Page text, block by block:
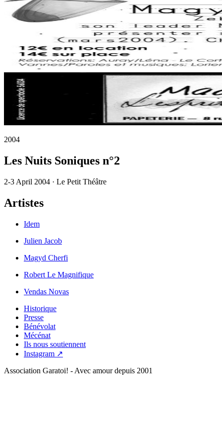
2004
Les Nuits Soniques n°2
2-3 April 2004 · Le Petit Théâtre
Artistes
Idem
Julien Jacob
Magyd Cherfi
Robert Le Magnifique
Vendas Novas
Historique
Presse
Bénévolat
Mécénat
Ils nous soutiennent
Instagram ↗
Association Garatoi! - Avec amour depuis 2001